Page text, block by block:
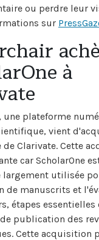
ou perdre leur
sur
à
une plateforme
vient
de Clarivate. Cette
car ScholarOne
largement utilisée
de manuscrits et
étapes essentielles
publication des
Cette acquisition